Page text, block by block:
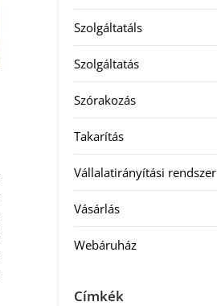
Szolgáltatáls
Szolgáltatás
Szórakozás
Takarítás
Vállalatirányítási rendszer
Vásárlás
Webáruház
Címkék